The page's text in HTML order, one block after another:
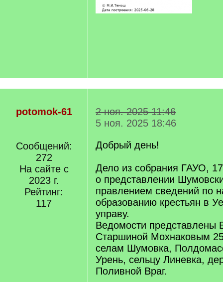
potomok-61
Сообщений:
272
На сайте с
2023 г.
Рейтинг:
117
2 ноя. 2025 11:46
5 ноя. 2025 18:46
Добрый день!
Дело из собрания ГАУО,
о представлении
правлением сведений по
образованию крестьян в
управу.
Ведомости представлены
Старшиной Мохнаковым
селам Шумовка,
Урень, сельцу Линевка,
Поливной Враг.